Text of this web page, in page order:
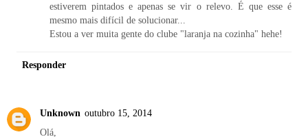
estiverem pintados e apenas se vir o relevo. É que esse é
mesmo mais difícil de solucionar...
Estou a ver muita gente do clube "laranja na cozinha" hehe!
Responder
Unknown outubro 15, 2014
Olá,